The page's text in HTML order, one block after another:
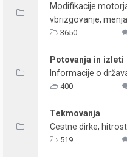
Modifikacije
vbrizgovanje,
3650
Potovanja in izleti
Informacije o
400
Tekmovanja
Cestne dirke,
519